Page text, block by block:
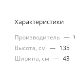
Характеристики
Производитель —
Высота, см — 135
Ширина, см — 43